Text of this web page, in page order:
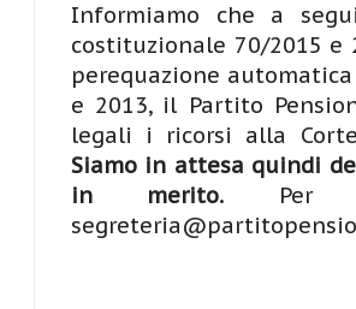
Informiamo che a
costituzionale 70/2015 e
perequazione
e 2013, il Partito
legali i ricorsi alla
Siamo in attesa quindi
in merito. Per